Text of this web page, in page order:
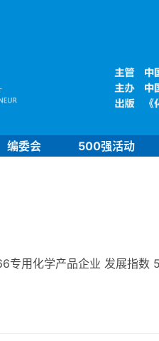
编委会 500强活动
专用化学产品企业 发展指数